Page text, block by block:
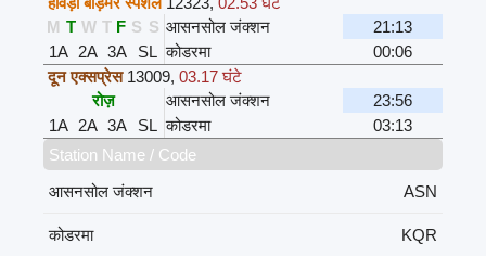
M T W T F S S आसनसोल जंक्शन
21:13
1A 2A 3A SL कोडरमा
00:06
दून एक्सप्रेस 13009, 03.17 घंटे
रोज़
आसनसोल जंक्शन
23:56
1A 2A 3A SL कोडरमा
03:13
Station Name / Code
आसनसोल जंक्शन
ASN
कोडरमा
KQR